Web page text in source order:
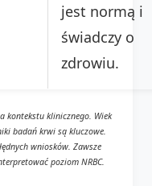
jest normą i
świadczy o
zdrowiu.
kontekstu klinicznego. Wiek
badań krwi są kluczowe.
wniosków. Zawsze
poziom NRBC.